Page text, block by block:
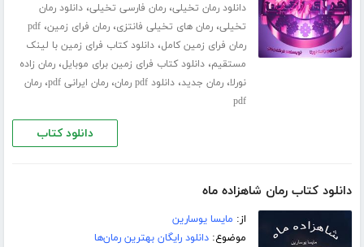
دانلود رمان تخیلی،رمان فارسی تخیلی،دانلود رمان
تخیلی،رمان های تخیلی فانتزی،رمان فرای زمین،pdf
رمان فرای زمین کامل،دانلود کتاب فرای زمین با لینک
مستقیم،دانلود کتاب فرای زمین برای موبایل،رمان زاده
نورلا،رمان جدید،دانلود pdf رمان ،رمان ایرانی pdf ،رمان
pdf
دانلود کتاب
دانلود کتاب رمان شاهزاده ماه
از: مایسا یوسارین
موضوع:دانلود رایگان بهترین رمان‌ها